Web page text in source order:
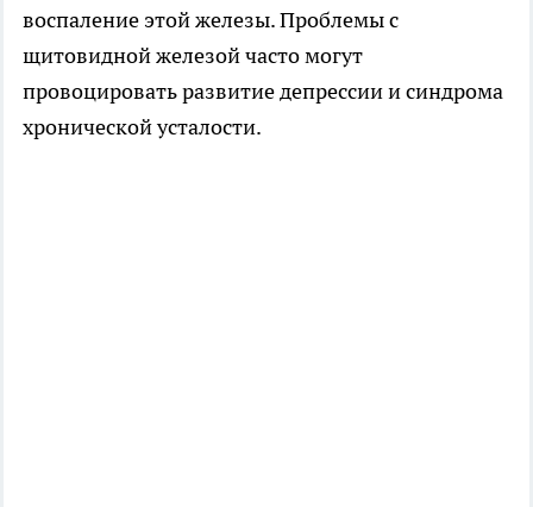
воспаление этой железы. Проблемы с
щитовидной железой часто могут
провоцировать развитие депрессии и синдрома
хронической усталости.